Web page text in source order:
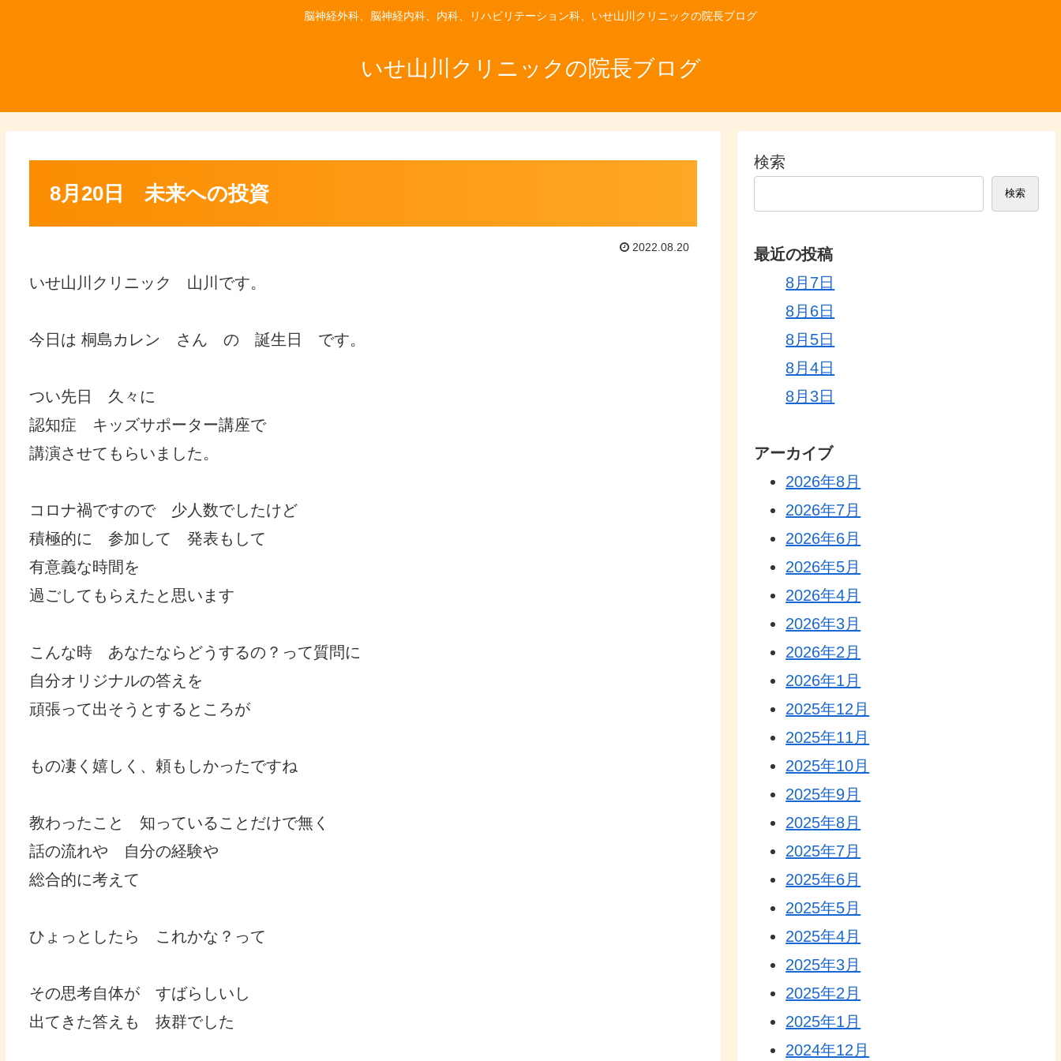
脳神経外科、脳神経内科、内科、リハビリテーション科、いせ山川クリニックの院長ブログ
いせ山川クリニックの院長ブログ
8月20日 未来への投資
2022.08.20
いせ山川クリニック 山川です。
今日は 桐島カレン さん の 誕生日 です。
つい先日 久々に
認知症 キッズサポーター講座で
講演させてもらいました。
コロナ禍ですので 少人数でしたけど
積極的に 参加して 発表もして
有意義な時間を
過ごしてもらえたと思います
こんな時 あなたならどうするの？って質問に
自分オリジナルの答えを
頑張って出そうとするところが
もの凄く嬉しく、頼もしかったですね
教わったこと 知っていることだけで無く
話の流れや 自分の経験や
総合的に考えて
ひょっとしたら これかな？って
その思考自体が すばらしいし
出てきた答えも 抜群でした
検索
検索
最近の投稿
8月7日
8月6日
8月5日
8月4日
8月3日
アーカイブ
2026年8月
2026年7月
2026年6月
2026年5月
2026年4月
2026年3月
2026年2月
2026年1月
2025年12月
2025年11月
2025年10月
2025年9月
2025年8月
2025年7月
2025年6月
2025年5月
2025年4月
2025年3月
2025年2月
2025年1月
2024年12月